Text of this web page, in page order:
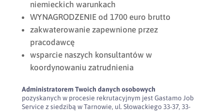
niemieckich warunkach
WYNAGRODZENIE od 1700 euro brutto
zakwaterowanie zapewnione przez
pracodawcę
wsparcie naszych konsultantów w
koordynowaniu zatrudnienia
Administratorem Twoich danych osobowych
pozyskanych w procesie rekrutacyjnym jest Gastamo Job
Service z siedzibą w Tarnowie, ul. Słowackiego 33-37, 33-